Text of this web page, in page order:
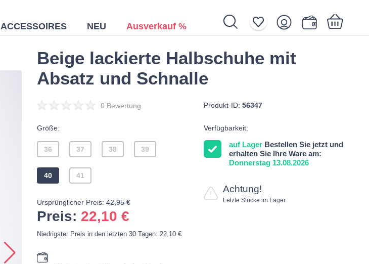
ACCESSOIRES NEU Ausverkauf %
Ihr Warenkorb ist noch leer.
Beige lackierte Halbschuhe mit
Absatz und Schnalle
0 Bewertung Produkt-ID: 56347
Verfügbarkeit:
auf Lager Bestellen Sie jetzt und
erhalten Sie Ihre Ware am:
Donnerstag 13.08.2026
Achtung!
Letzte Stücke im Lager.
Größe:
36 37 38 39
40 41
Ursprünglicher Preis: 42,95 €
Preis: 22,10 €
Niedrigster Preis in den letzten 30 Tagen: 22,10 €